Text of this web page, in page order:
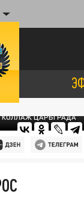
КОЛЛАЖ ЦАРЬГРАДА